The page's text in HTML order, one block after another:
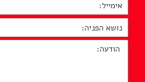
אימייל:*
נושא
הפניה:*
הודעה: